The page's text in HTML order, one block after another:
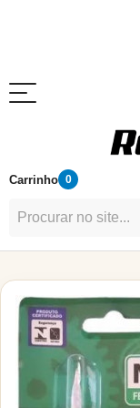
Carrinho 0